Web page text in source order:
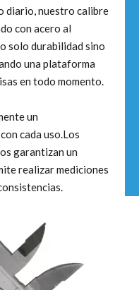
diario, nuestro calibre
con acero al
solo durabilidad sino
una plataforma
en todo momento.
un
cada uso.Los
garantizan un
realizar mediciones